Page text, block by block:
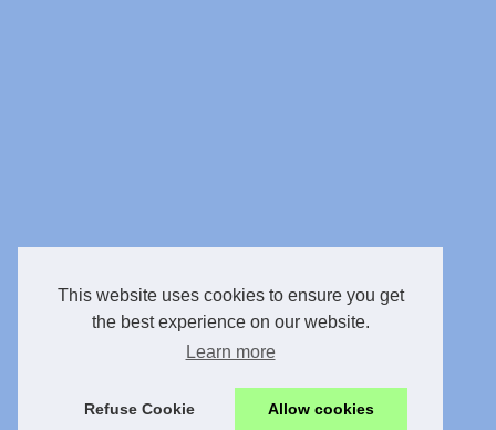
This website uses cookies to ensure you get
the best experience on our website.
Learn more
Refuse Cookie Allow cookies